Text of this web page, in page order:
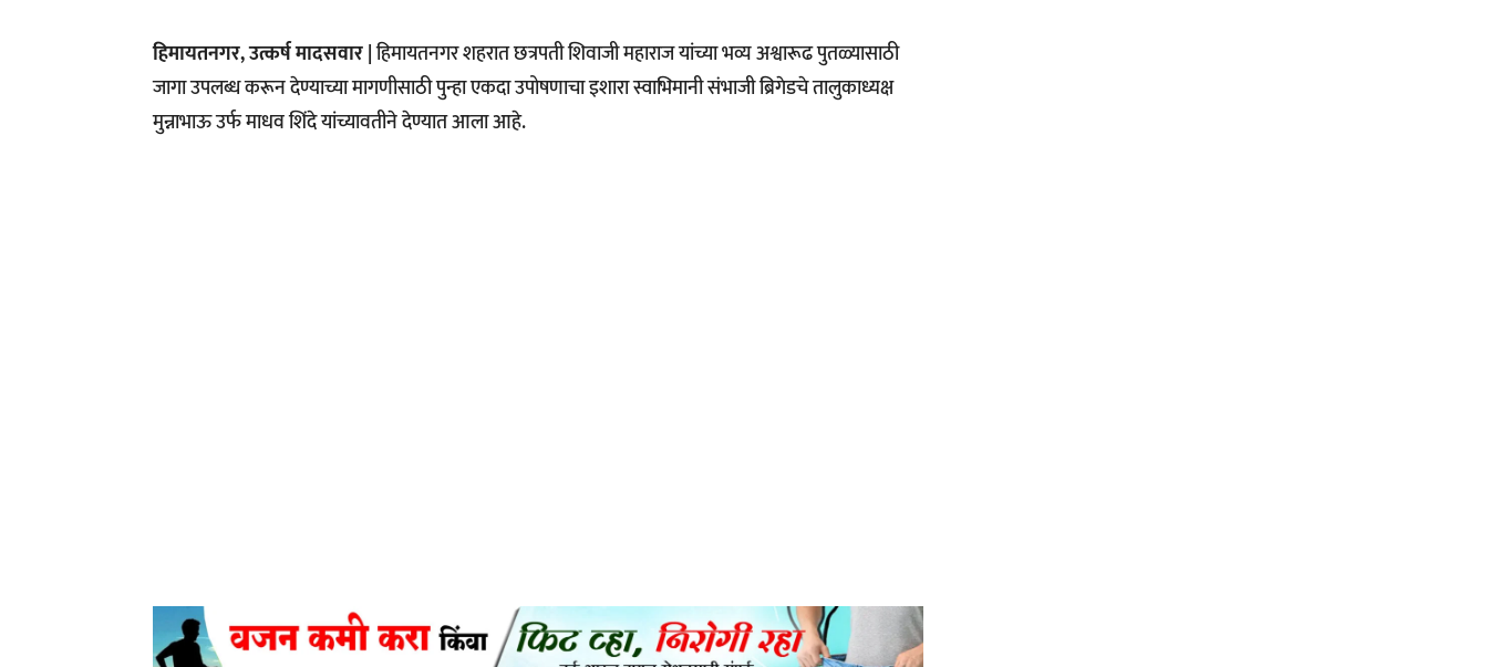
हिमायतनगर, उत्कर्ष मादसवार |हिमायतनगर शहरात छत्रपती शिवाजी महाराज यांच्या भव्य अश्वारूढ पुतळ्यासाठी
जागा उपलब्ध करून देण्याच्या मागणीसाठी पुन्हा एकदा उपोषणाचा इशारा स्वाभिमानी संभाजी ब्रिगेडचे तालुकाध्यक्ष
मुन्नाभाऊ उर्फ माधव शिंदे यांच्यावतीने देण्यात आला आहे.